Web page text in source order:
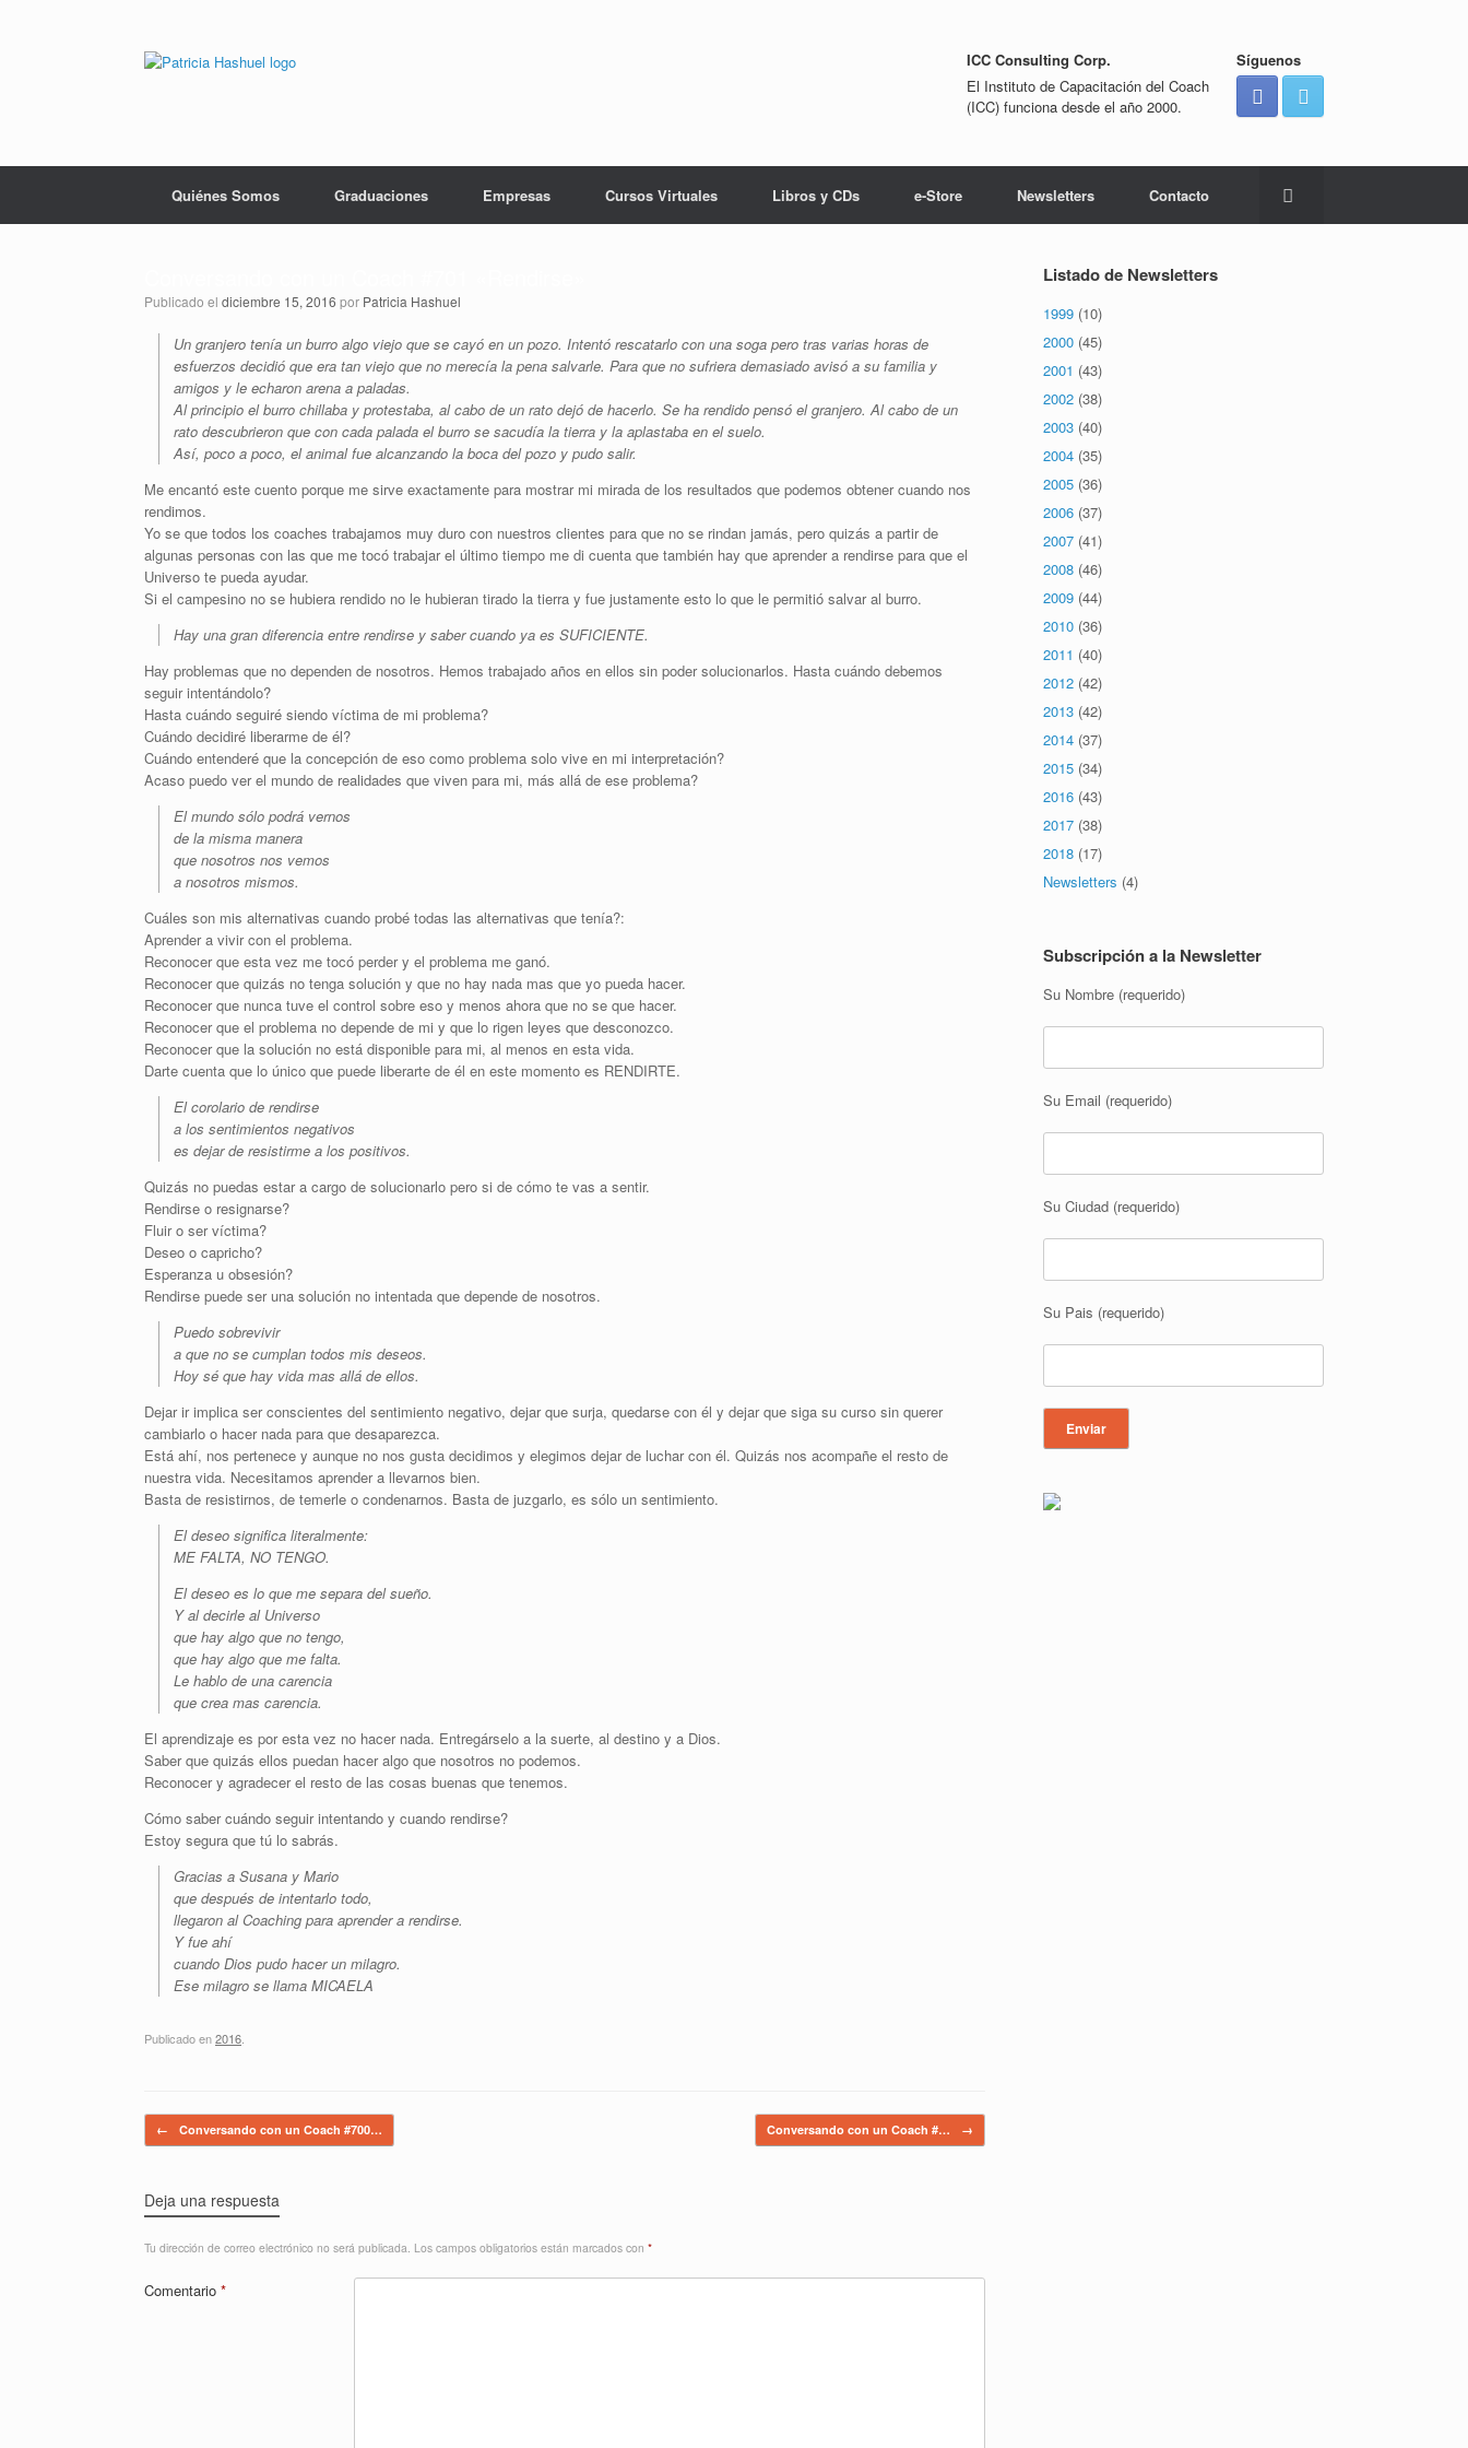
ICC Consulting Corp.
El Instituto de Capacitación del Coach
(ICC) funciona desde el año 2000.
Síguenos
Quiénes Somos Graduaciones Empresas Cursos Virtuales Libros y CDs e-Store Newsletters Contacto
Publicado el diciembre 15, 2016 por Patricia Hashuel
Un granjero tenía un burro algo viejo que se cayó en un pozo. Intentó rescatarlo con una soga pero tras varias horas de
esfuerzos decidió que era tan viejo que no merecía la pena salvarle. Para que no sufriera demasiado avisó a su familia y
amigos y le echaron arena a paladas.
Al principio el burro chillaba y protestaba, al cabo de un rato dejó de hacerlo. Se ha rendido pensó el granjero. Al cabo de un
rato descubrieron que con cada palada el burro se sacudía la tierra y la aplastaba en el suelo.
Así, poco a poco, el animal fue alcanzando la boca del pozo y pudo salir.
Me encantó este cuento porque me sirve exactamente para mostrar mi mirada de los resultados que podemos obtener cuando nos
rendimos.
Yo se que todos los coaches trabajamos muy duro con nuestros clientes para que no se rindan jamás, pero quizás a partir de
algunas personas con las que me tocó trabajar el último tiempo me di cuenta que también hay que aprender a rendirse para que el
Universo te pueda ayudar.
Si el campesino no se hubiera rendido no le hubieran tirado la tierra y fue justamente esto lo que le permitió salvar al burro.
Hay una gran diferencia entre rendirse y saber cuando ya es SUFICIENTE.
Hay problemas que no dependen de nosotros. Hemos trabajado años en ellos sin poder solucionarlos. Hasta cuándo debemos
seguir intentándolo?
Hasta cuándo seguiré siendo víctima de mi problema?
Cuándo decidiré liberarme de él?
Cuándo entenderé que la concepción de eso como problema solo vive en mi interpretación?
Acaso puedo ver el mundo de realidades que viven para mi, más allá de ese problema?
El mundo sólo podrá vernos
de la misma manera
que nosotros nos vemos
a nosotros mismos.
Cuáles son mis alternativas cuando probé todas las alternativas que tenía?:
Aprender a vivir con el problema.
Reconocer que esta vez me tocó perder y el problema me ganó.
Reconocer que quizás no tenga solución y que no hay nada mas que yo pueda hacer.
Reconocer que nunca tuve el control sobre eso y menos ahora que no se que hacer.
Reconocer que el problema no depende de mi y que lo rigen leyes que desconozco.
Reconocer que la solución no está disponible para mi, al menos en esta vida.
Darte cuenta que lo único que puede liberarte de él en este momento es RENDIRTE.
El corolario de rendirse
a los sentimientos negativos
es dejar de resistirme a los positivos.
Quizás no puedas estar a cargo de solucionarlo pero si de cómo te vas a sentir.
Rendirse o resignarse?
Fluir o ser víctima?
Deseo o capricho?
Esperanza u obsesión?
Rendirse puede ser una solución no intentada que depende de nosotros.
Puedo sobrevivir
a que no se cumplan todos mis deseos.
Hoy sé que hay vida mas allá de ellos.
Dejar ir implica ser conscientes del sentimiento negativo, dejar que surja, quedarse con él y dejar que siga su curso sin querer
cambiarlo o hacer nada para que desaparezca.
Está ahí, nos pertenece y aunque no nos gusta decidimos y elegimos dejar de luchar con él. Quizás nos acompañe el resto de
nuestra vida. Necesitamos aprender a llevarnos bien.
Basta de resistirnos, de temerle o condenarnos. Basta de juzgarlo, es sólo un sentimiento.
El deseo significa literalmente:
ME FALTA, NO TENGO.
El deseo es lo que me separa del sueño.
Y al decirle al Universo
que hay algo que no tengo,
que hay algo que me falta.
Le hablo de una carencia
que crea mas carencia.
El aprendizaje es por esta vez no hacer nada. Entregárselo a la suerte, al destino y a Dios.
Saber que quizás ellos puedan hacer algo que nosotros no podemos.
Reconocer y agradecer el resto de las cosas buenas que tenemos.
Cómo saber cuándo seguir intentando y cuando rendirse?
Estoy segura que tú lo sabrás.
Gracias a Susana y Mario
que después de intentarlo todo,
llegaron al Coaching para aprender a rendirse.
Y fue ahí
cuando Dios pudo hacer un milagro.
Ese milagro se llama MICAELA
Publicado en2016
Navegador de artículos
← Conversando con un Coach #700… Conversando con un Coach #… →
Deja una respuesta
Tu dirección de correo electrónico no será publicada. Los campos obligatorios están marcados con *
Comentario *
Listado de Newsletters
1999 (10)
2000 (45)
2001 (43)
2002 (38)
2003 (40)
2004 (35)
2005 (36)
2006 (37)
2007 (41)
2008 (46)
2009 (44)
2010 (36)
2011 (40)
2012 (42)
2013 (42)
2014 (37)
2015 (34)
2016 (43)
2017 (38)
2018 (17)
Newsletters (4)
Subscripción a la Newsletter
Su Nombre (requerido)
Su Email (requerido)
Su Ciudad (requerido)
Su Pais (requerido)